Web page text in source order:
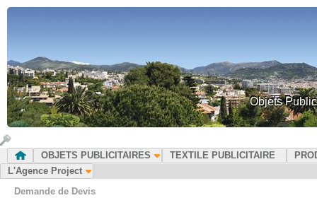
Objets
OBJETS PUBLICITAIRES TEXTILE PUBLICITAIRE
L'Agence Project
Demande de Devis